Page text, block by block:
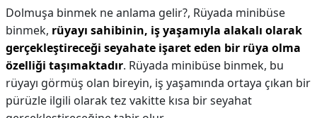
Dolmuşa binmek ne anlama gelir?, Rüyada minibüse
binmek, rüyayı sahibinin, iş yaşamıyla alakalı olarak
gerçekleştireceği seyahate işaret eden bir rüya olma
özelliği taşımaktadır. Rüyada minibüse binmek, bu
rüyayı görmüş olan bireyin, iş yaşamında ortaya çıkan bir
pürüzle ilgili olarak tez vakitte kısa bir seyahat